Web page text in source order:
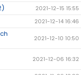
2021-12-15 15:55
2021-12-14 16:46
2021-12-10 10:50
2021-12-06 16:32